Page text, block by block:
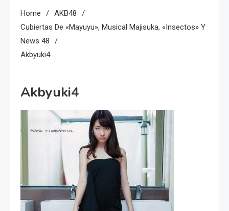
Home
AKB48
Cubiertas De «Mayuyu», Musical Majisuka, «Insectos» Y
News 48
Akbyuki4
Akbyuki4